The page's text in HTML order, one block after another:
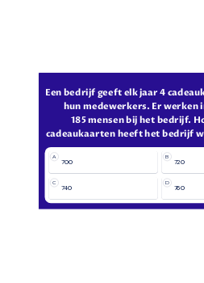
Een bedrijf geeft elk jaar 4
hun medewerkers. Er werken
185 mensen bij het bedrijf.
cadeaukaarten heeft het bedrijf
A
700
B
720
C
740
D
760